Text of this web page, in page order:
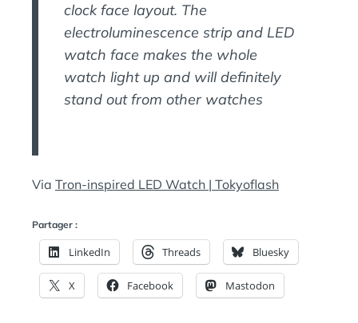
clock face layout. The
electroluminescence strip and LED
watch face makes the whole
watch light up and will definitely
stand out from other watches
Via Tron-inspired LED Watch | Tokyoflash
Partager :
LinkedIn Threads Bluesky
X Facebook Mastodon